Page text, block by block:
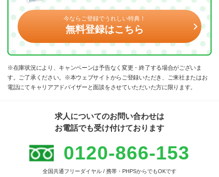
今ならご登録でうれしい特典！
無料登録はこちら
※在庫状況により、キャンペーンは予告なく変更・終了する場合がございま
す。ご了承ください。※本ウェブサイトからご登録いただき、ご来社またはお
電話にてキャリアアドバイザーと面談をさせていただいた方に限ります。
求人についてのお問い合わせは
お電話でも受け付けております
0120-866-153
全国共通フリーダイヤル / 携帯・PHPSからでもOKです